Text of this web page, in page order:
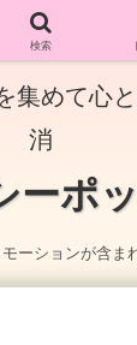
集めて心
消
ーポ
ーションが含ま
検索